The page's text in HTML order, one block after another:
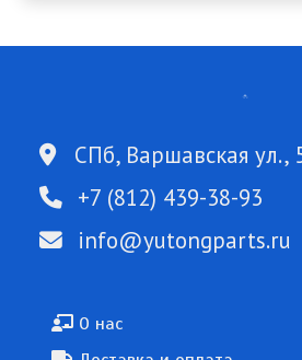
СПб, Варшавская ул.,
+7 (812) 439-38-93
info@yutongparts.ru
Подвал
О нас